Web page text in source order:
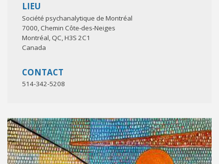
LIEU
Société psychanalytique de Montréal
7000, Chemin Côte-des-Neiges
Montréal,QC,H3S 2C1
Canada
CONTACT
514-342-5208